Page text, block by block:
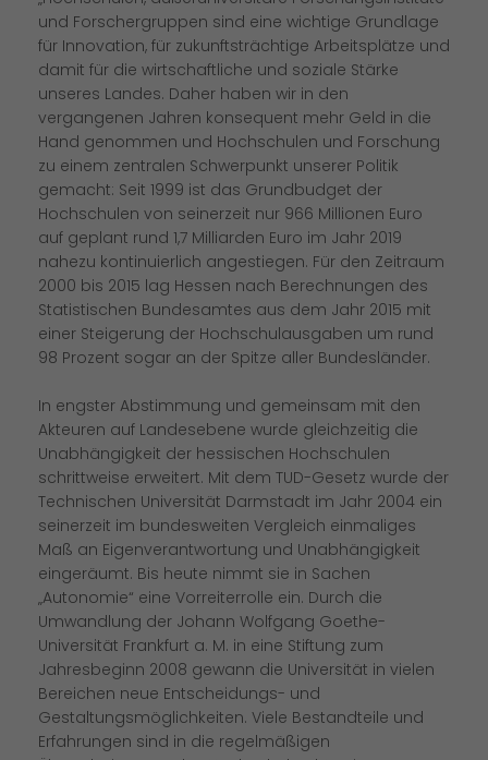
und Forschergruppen sind eine wichtige Grundlage
für Innovation, für zukunftsträchtige Arbeitsplätze und
damit für die wirtschaftliche und soziale Stärke
unseres Landes. Daher haben wir in den
vergangenen Jahren konsequent mehr Geld in die
Hand genommen und Hochschulen und Forschung
zu einem zentralen Schwerpunkt unserer Politik
gemacht: Seit 1999 ist das Grundbudget der
Hochschulen von seinerzeit nur 966 Millionen Euro
auf geplant rund 1,7 Milliarden Euro im Jahr 2019
nahezu kontinuierlich angestiegen. Für den Zeitraum
2000 bis 2015 lag Hessen nach Berechnungen des
Statistischen Bundesamtes aus dem Jahr 2015 mit
einer Steigerung der Hochschulausgaben um rund
98 Prozent sogar an der Spitze aller Bundesländer.
In engster Abstimmung und gemeinsam mit den
Akteuren auf Landesebene wurde gleichzeitig die
Unabhängigkeit der hessischen Hochschulen
schrittweise erweitert. Mit dem TUD-Gesetz wurde der
Technischen Universität Darmstadt im Jahr 2004 ein
seinerzeit im bundesweiten Vergleich einmaliges
Maß an Eigenverantwortung und Unabhängigkeit
eingeräumt. Bis heute nimmt sie in Sachen
Autonomie“ eine Vorreiterrolle ein. Durch die
Umwandlung der Johann Wolfgang Goethe-
Universität Frankfurt a. M. in eine Stiftung zum
Jahresbeginn 2008 gewann die Universität in vielen
Bereichen neue Entscheidungs- und
Gestaltungsmöglichkeiten. Viele Bestandteile und
Erfahrungen sind in die regelmäßigen